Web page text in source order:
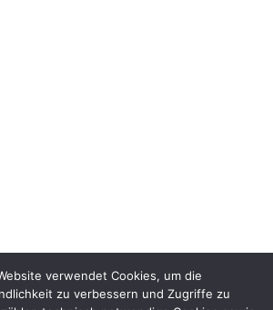
verwendet Cookies, um die
zu verbessern und Zugriffe zu